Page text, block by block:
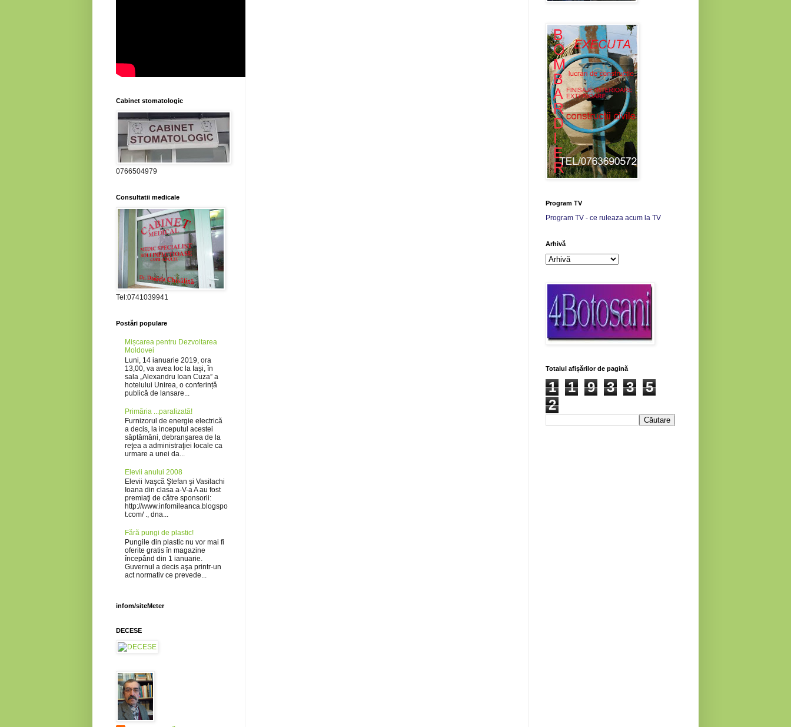
Cabinet stomatologic
0766504979
Consultatii medicale
Tel:0741039941
Postări populare
Mișcarea pentru Dezvoltarea
Moldovei
Luni, 14 ianuarie 2019, ora
13,00, va avea loc la Iași, în
sala „Alexandru Ioan Cuza” a
hotelului Unirea, o conferință
publică de lansare...
Primăria ...paralizată!
Furnizorul de energie electrică
a decis, la inceputul acestei
săptămâni, debranşarea de la
reţea a administraţiei locale ca
urmare a unei da...
Elevii anului 2008
Elevii Ivaşcă Ştefan şi Vasilachi
Ioana din clasa a-V-a A au fost
premiaţi de către sponsorii:
http://www.infomileanca.blogspo
t.com/ ., dna...
Fără pungi de plastic!
Pungile din plastic nu vor mai fi
oferite gratis în magazine
începând din 1 ianuarie.
Guvernul a decis aşa printr-un
act normativ ce prevede...
infom/siteMeter
DECESE
Program TV
Program TV - ce ruleaza acum la TV
Arhivă
Totalul afișărilor de pagină
1 1 9 3 3
5
2